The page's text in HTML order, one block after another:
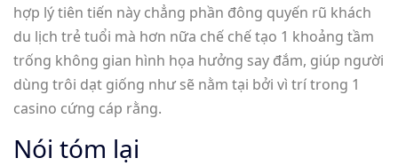
hợp lý tiên tiến này chẳng phần đông quyến rũ khách
du lịch trẻ tuổi mà hơn nữa chế chế tạo 1 khoảng tầm
trống không gian hình họa hưởng say đắm, giúp người
dùng trôi dạt giống như sẽ nằm tại bởi vì trí trong 1
casino cứng cáp rằng.
Nói tóm lại